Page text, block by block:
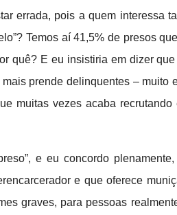
errada, pois a quem interessa
Temos aí 41,5% de presos
quê? E eu insistiria em dizer
prende delinquentes –
muitas vezes acaba
e eu concordo
e que oferece
graves, para pessoas